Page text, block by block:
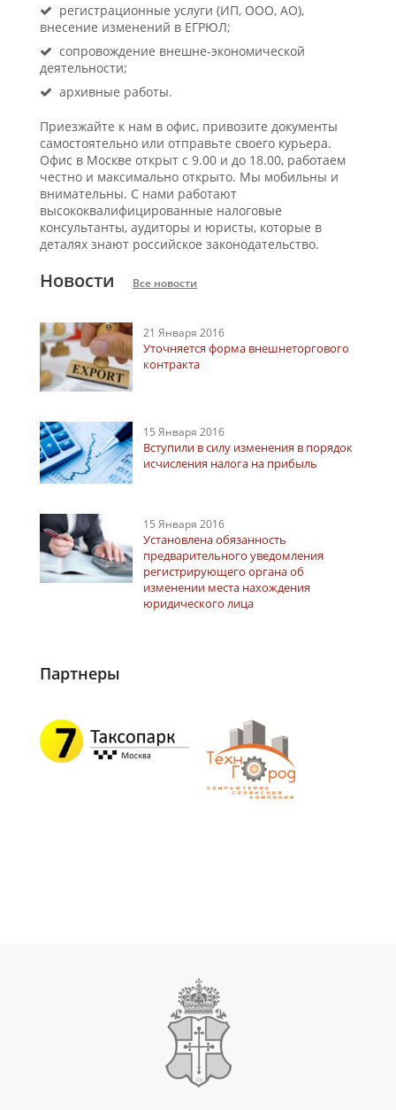
регистрационные услуги (ИП, ООО, АО),
внесение изменений в ЕГРЮЛ;
сопровождение внешне-экономической
деятельности;
архивные работы.
Приезжайте к нам в офис, привозите документы
самостоятельно или отправьте своего курьера.
Офис в Москве открыт с 9.00 и до 18.00, работаем
честно и максимально открыто. Мы мобильны и
внимательны. С нами работают
высококвалифицированные налоговые
консультанты, аудиторы и юристы, которые в
деталях знают российское законодательство.
Новости Все новости
21 Января 2016
Уточняется форма внешнеторгового
контракта
15 Января 2016
Вступили в силу изменения в порядок
исчисления налога на прибыль
15 Января 2016
Установлена обязанность
предварительного уведомления
регистрирующего органа об
изменении места нахождения
юридического лица
Партнеры